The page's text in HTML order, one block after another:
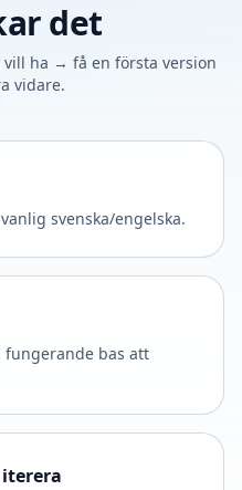
det
vill ha → få en första version
vidare.
svenska/engelska.
fungerande bas att